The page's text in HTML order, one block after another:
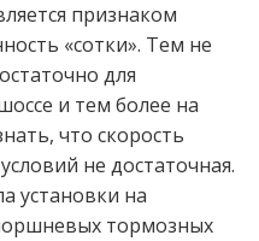
признаком
«сотки». Тем не
для
и тем более на
что скорость
не достаточная.
установки на
тормозных